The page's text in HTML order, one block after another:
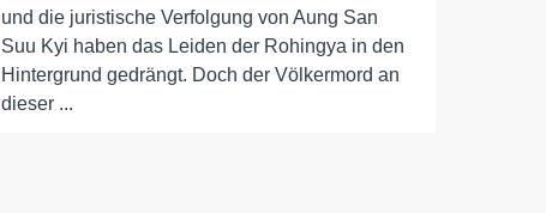
und die juristische Verfolgung von Aung San
Suu Kyi haben das Leiden der Rohingya in den
Hintergrund gedrängt. Doch der Völkermord an
dieser ...